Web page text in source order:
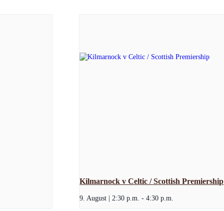
Kilmarnock v Celtic / Scottish Premiership
9. August | 2:30 p.m. - 4:30 p.m.